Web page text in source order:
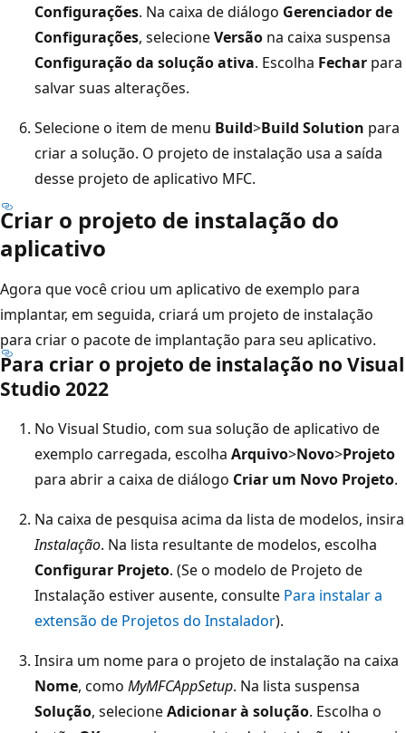
Configurações. Na caixa de diálogo Gerenciador de
Configurações, selecioneVersão na caixa suspensa
Configuração da solução ativa. Escolha Fechar para
salvar suas alterações.
Selecione o item de menu Build>Build Solution para
criar a solução. O projeto de instalação usa a saída
desse projeto de aplicativo MFC.
Criar o projeto de instalação do
aplicativo
Agora que você criou um aplicativo de exemplo para
implantar, em seguida, criará um projeto de instalação
para criar o pacote de implantação para seu aplicativo.
Para criar o projeto de instalação no Visual
Studio 2022
No Visual Studio, com sua solução de aplicativo de
exemplo carregada, escolha Arquivo>Novo>Projeto
para abrir a caixa de diálogo Criar um Novo Projeto.
Na caixa de pesquisa acima da lista de modelos, insira
Instalação. Na lista resultante de modelos, escolha
Configurar Projeto. (Se o modelo de Projeto de
Instalação estiver ausente, consulte Para instalar a
extensão de Projetos do Instalador).
Insira um nome para o projeto de instalação na caixa
Nome, como MyMFCAppSetup. Na lista suspensa
Solução, selecioneAdicionar à solução. Escolha o